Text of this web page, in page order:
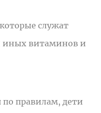
служат
иных витаминов и
по правилам, дети